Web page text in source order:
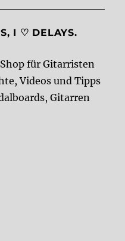
I ♡ DELAYS.
für Gitarristen
Videos und Tipps
Gitarren